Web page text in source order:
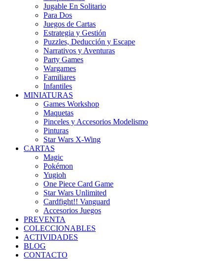
Jugable En Solitario
Para Dos
Juegos de Cartas
Estrategia y Gestión
Puzzles, Deducción y Escape
Narrativos y Aventuras
Party Games
Wargames
Familiares
Infantiles
MINIATURAS
Games Workshop
Maquetas
Pinceles y Accesorios Modelismo
Pinturas
Star Wars X-Wing
CARTAS
Magic
Pokémon
Yugioh
One Piece Card Game
Star Wars Unlimited
Cardfight!! Vanguard
Accesorios Juegos
PREVENTA
COLECCIONABLES
ACTIVIDADES
BLOG
CONTACTO